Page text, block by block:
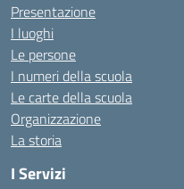
Presentazione
I luoghi
Le persone
I numeri della scuola
Le carte della scuola
Organizzazione
La storia
I Servizi